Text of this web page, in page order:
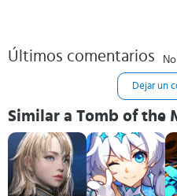
Últimos comentarios
Dejar un
Similar a Tomb of the